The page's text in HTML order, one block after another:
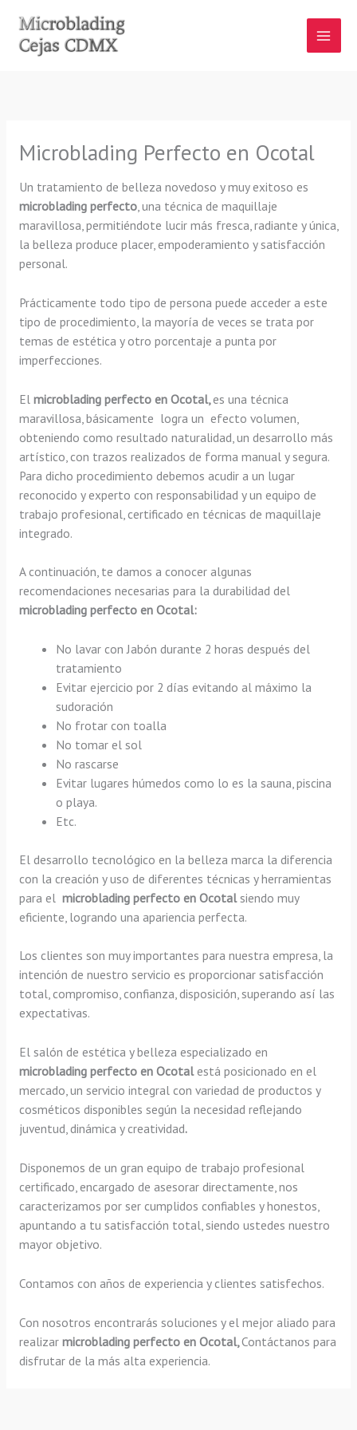
contenido
Microblading Perfecto en Ocotal
Un tratamiento de belleza novedoso y muy exitoso es
microblading perfecto, una técnica de maquillaje
maravillosa, permitiéndote lucir más fresca, radiante y única,
la belleza produce placer, empoderamiento y satisfacción
personal.
Prácticamente todo tipo de persona puede acceder a este
tipo de procedimiento, la mayoría de veces se trata por
temas de estética y otro porcentaje a punta por
imperfecciones.
El microblading perfecto en Ocotal, es una técnica
maravillosa, básicamente logra un efecto volumen,
obteniendo como resultado naturalidad, un desarrollo más
artístico, con trazos realizados de forma manual y segura.
Para dicho procedimiento debemos acudir a un lugar
reconocido y experto con responsabilidad y un equipo de
trabajo profesional, certificado en técnicas de maquillaje
integrado.
A continuación, te damos a conocer algunas
recomendaciones necesarias para la durabilidad del
microblading perfecto en Ocotal:
No lavar con Jabón durante 2 horas después del
tratamiento
Evitar ejercicio por 2 días evitando al máximo la
sudoración
No frotar con toalla
No tomar el sol
No rascarse
Evitar lugares húmedos como lo es la sauna, piscina
o playa.
Etc.
El desarrollo tecnológico en la belleza marca la diferencia
con la creación y uso de diferentes técnicas y herramientas
para el microblading perfecto en Ocotalsiendo muy
eficiente, logrando una apariencia perfecta.
Los clientes son muy importantes para nuestra empresa, la
intención de nuestro servicio es proporcionar satisfacción
total, compromiso, confianza, disposición, superando así las
expectativas.
El salón de estética y belleza especializado en
microblading perfecto en Ocotalestá posicionado en el
mercado, un servicio integral con variedad de productos y
cosméticos disponibles según la necesidad reflejando
juventud, dinámica y creatividad.
Disponemos de un gran equipo de trabajo profesional
certificado, encargado de asesorar directamente, nos
caracterizamos por ser cumplidos confiables y honestos,
apuntando a tu satisfacción total, siendo ustedes nuestro
mayor objetivo.
Contamos con años de experiencia y clientes satisfechos.
Con nosotros encontrarás soluciones y el mejor aliado para
realizar microblading perfecto en Ocotal,Contáctanos para
disfrutar de la más alta experiencia.